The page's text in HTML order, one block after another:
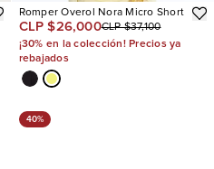
Romper Overol Nora Micro Short
CLP $26,000CLP $37,100
¡30% en la colección! Precios ya
rebajados
40%